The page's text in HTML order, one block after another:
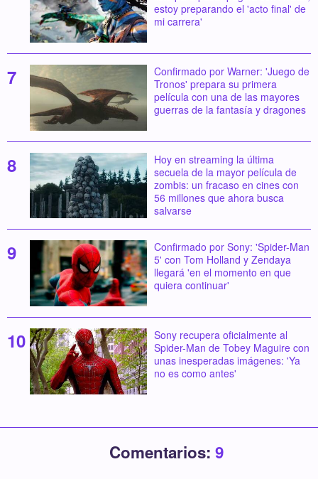
estoy preparando el 'acto final' de
mi carrera'
Confirmado por Warner: 'Juego de
Tronos' prepara su primera
película con una de las mayores
guerras de la fantasía y dragones
Hoy en streaming la última
secuela de la mayor película de
zombis: un fracaso en cines con
56 millones que ahora busca
salvarse
Confirmado por Sony: 'Spider-Man
5' con Tom Holland y Zendaya
llegará 'en el momento en que
quiera continuar'
Sony recupera oficialmente al
Spider-Man de Tobey Maguire con
unas inesperadas imágenes: 'Ya
no es como antes'
Comentarios: 9